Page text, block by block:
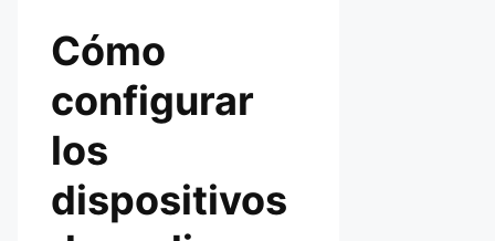
Cómo
configurar
los
dispositivos